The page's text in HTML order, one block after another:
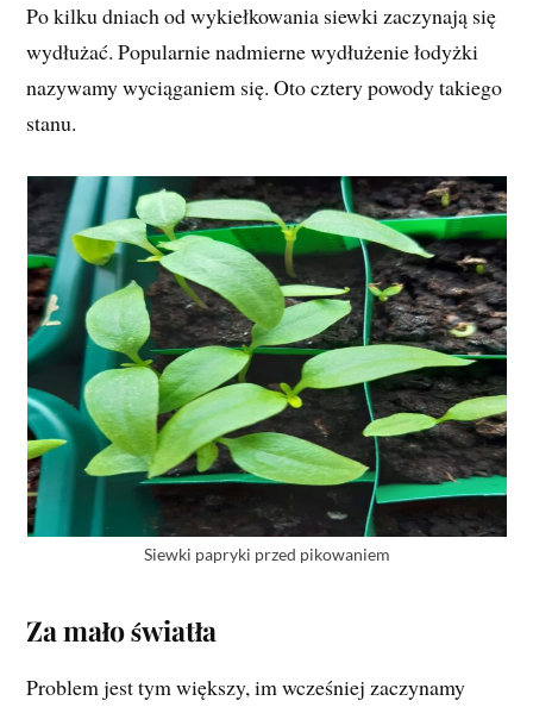
Po kilku dniach od wykiełkowania siewki zaczynają się
wydłużać. Popularnie nadmierne wydłużenie łodyżki
nazywamy wyciąganiem się. Oto cztery powody takiego
stanu.
Siewki papryki przed pikowaniem
Za mało światła
Problem jest tym większy, im wcześniej zaczynamy